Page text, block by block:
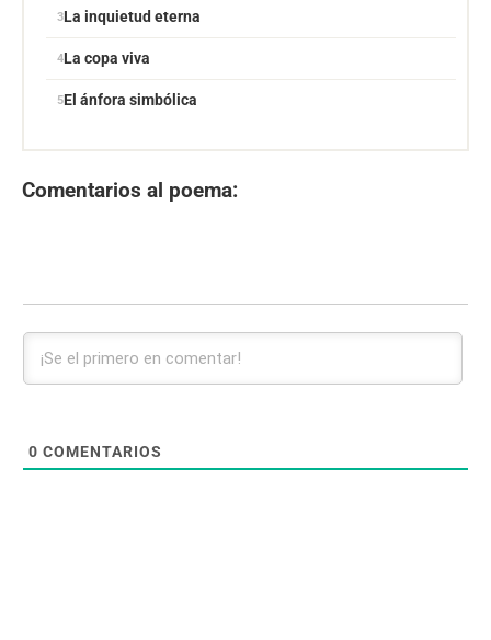
La inquietud eterna
La copa viva
El ánfora simbólica
Comentarios al poema:
0 COMENTARIOS